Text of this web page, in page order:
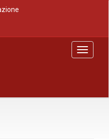
Toggle